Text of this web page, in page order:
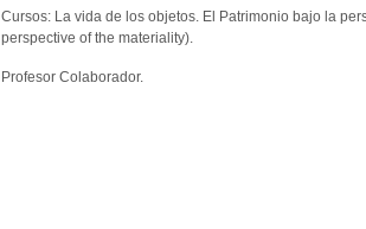
Cursos: La vida de los objetos. El Patrimonio bajo la
perspective of the materiality).
Profesor Colaborador.